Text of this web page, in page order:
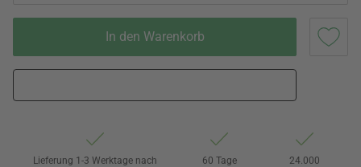
In den Warenkorb
Lieferung 1-3 Werktage nach
60 Tage
24.000